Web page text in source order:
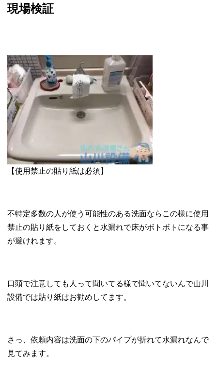
現場検証
【使用禁止の貼り紙は必須】
不特定多数の人が使う可能性のある洗面ならこの様に使用
禁止の貼り紙をしておくと水漏れで床がボトボトになる事
が避けれます。
口頭で注意しても人って聞いてる様で聞いてないんで山川
設備では貼り紙はお勧めしてます。
さっ、依頼内容は洗面の下のパイプが折れて水漏れなんで
見てみます。